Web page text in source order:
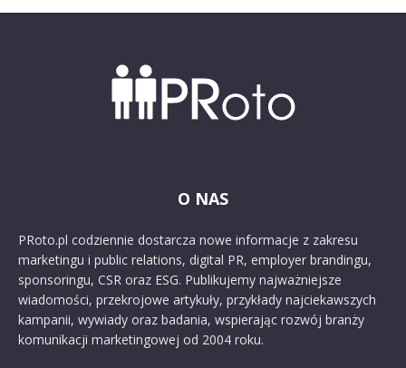
O NAS
PRoto.pl codziennie dostarcza nowe informacje z zakresu
marketingu i public relations, digital PR, employer brandingu,
sponsoringu, CSR oraz ESG. Publikujemy najważniejsze
wiadomości, przekrojowe artykuły, przykłady najciekawszych
kampanii, wywiady oraz badania, wspierając rozwój branży
komunikacji marketingowej od 2004 roku.